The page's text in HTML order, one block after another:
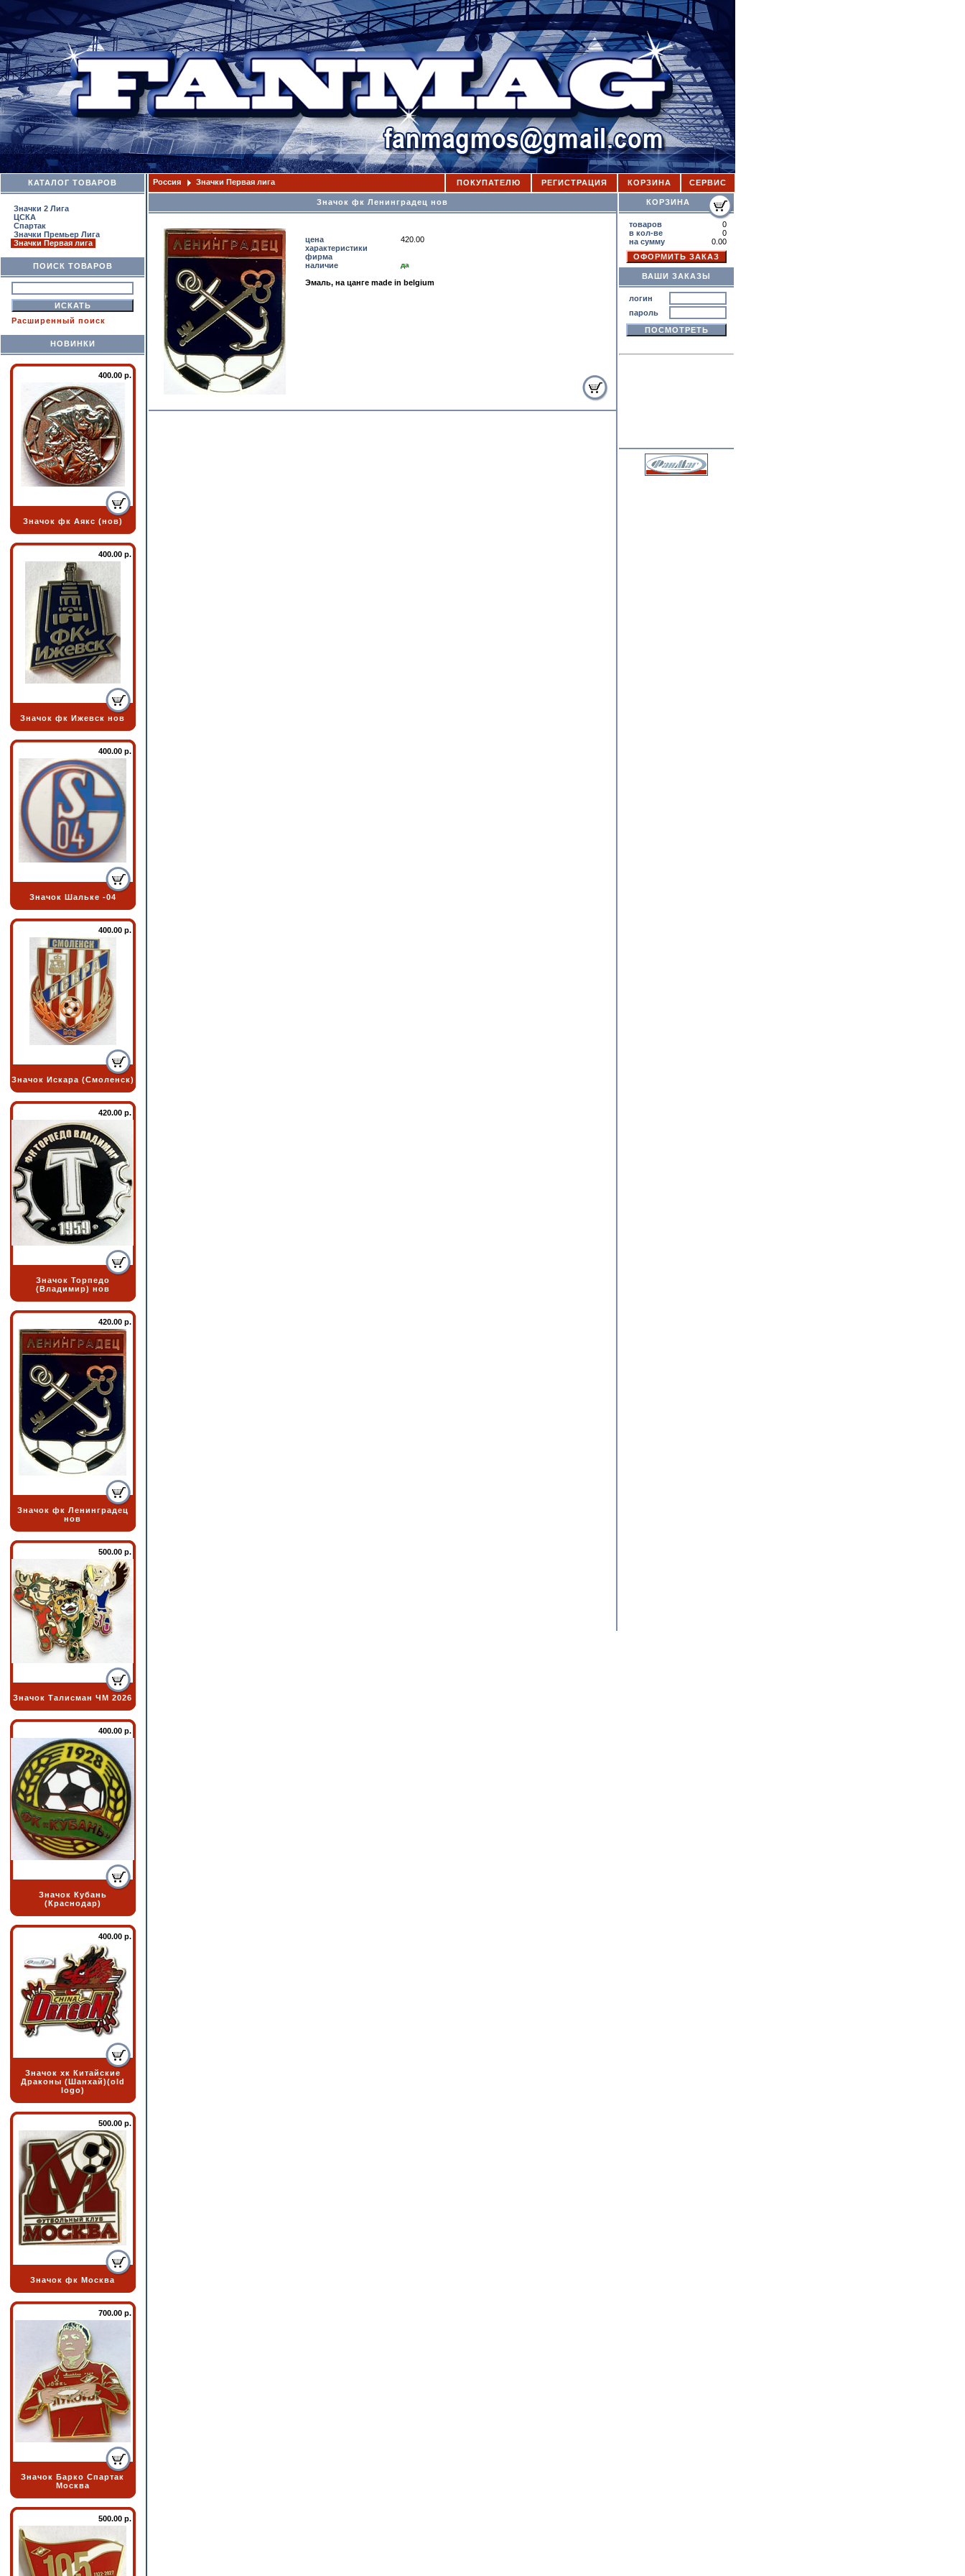
КАТАЛОГ ТОВАРОВ
Значки 2 Лига
ЦСКА
Спартак
Значки Премьер Лига
Значки Первая лига
ПОИСК ТОВАРОВ
Расширенный поиск
НОВИНКИ
400.00 р.
Значок фк Аякс (нов)
400.00 р.
Значок фк Ижевск нов
400.00 р.
Значок Шальке -04
400.00 р.
Значок Искара (Смоленск)
420.00 р.
Значок Торпедо
(Владимир) нов
420.00 р.
Значок фк Ленинградец
нов
500.00 р.
Значок Талисман ЧМ 2026
400.00 р.
Значок Кубань
(Краснодар)
400.00 р.
Значок хк Китайские
Драконы (Шанхай)(old
logo)
500.00 р.
Значок фк Москва
700.00 р.
Значок Барко Спартак
Москва
500.00 р.
Россия Значки Первая лига ПОКУПАТЕЛЮ РЕГИСТРАЦИЯ КОРЗИНА СЕРВИС
Значок фк Ленинградец нов
цена
420.00
характеристики
фирма
наличие
да
Эмаль, на цанге made in belgium
КОРЗИНА
товаров
0
в кол-ве
0
на сумму
0.00
ВАШИ ЗАКАЗЫ
логин
пароль